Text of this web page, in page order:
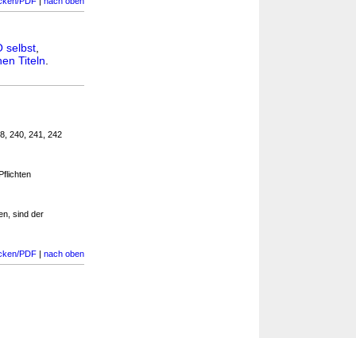
selbst
Titeln
240, 241, 242
sind der
PDF | nach oben